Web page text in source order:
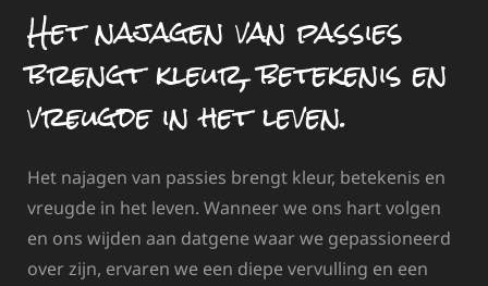
Het najagen van passies
brengt kleur, betekenis en
vreugde in het leven.
Het najagen van passies brengt kleur, betekenis en
vreugde in het leven. Wanneer we ons hart volgen
en ons wijden aan datgene waar we gepassioneerd
over zijn, ervaren we een diepe vervulling en een